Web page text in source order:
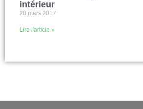
intérieur
28 mars 2017
Lire l'article »